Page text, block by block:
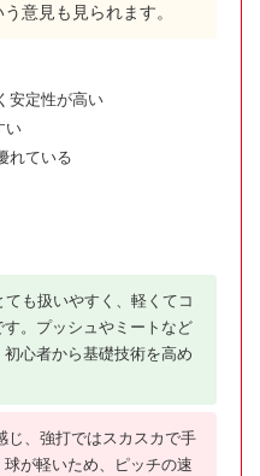
意見も見られます。
安定性が高い
い
れている
も扱いやすく、軽くてコ
。プッシュやミートなど
心者から基礎技術を高め
じ、強打ではスカスカで手
が軽いため、ピッチの速